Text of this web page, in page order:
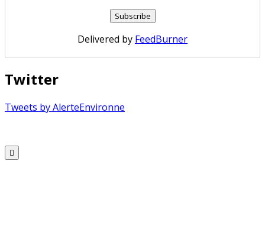
Delivered by FeedBurner
Twitter
Tweets by AlerteEnvironne
to